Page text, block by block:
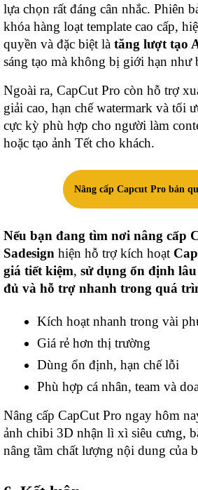
lựa chọn rất đáng cân nhắc. Phiên
khóa hàng loạt template cao cấp,
quyền và đặc biệt là tăng lượt tạo
sáng tạo mà không bị giới hạn như
Ngoài ra, CapCut Pro còn hỗ trợ
giải cao, hạn chế watermark và tối
cực kỳ phù hợp cho người làm
hoặc tạo ảnh Tết cho khách.
Nâng cấp Capcut Pro bản
Nếu bạn đang tìm nơi nâng cấp
Sadesign hiện hỗ trợ kích hoạt
giá tiết kiệm, sử dụng ổn định
đủ và hỗ trợ nhanh trong quá
Kích hoạt nhanh trong vài
Giá rẻ hơn thị trường
Dùng ổn định, hạn chế lỗi
Phù hợp cá nhân, team và
Nâng cấp CapCut Pro ngay hôm
ảnh chibi 3D nhận lì xì siêu cưng,
nâng tầm chất lượng nội dung của